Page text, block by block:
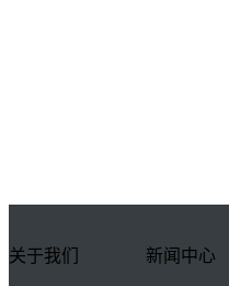
关于我们 新闻中心